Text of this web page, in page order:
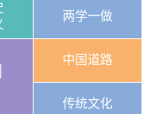
两学一做
中国道路
传统文化